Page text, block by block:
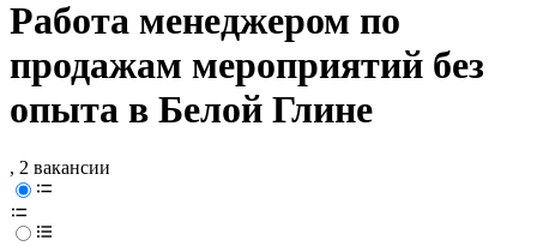
Работа менеджером по
продажам мероприятий без
опыта в Белой Глине
, 2 вакансии